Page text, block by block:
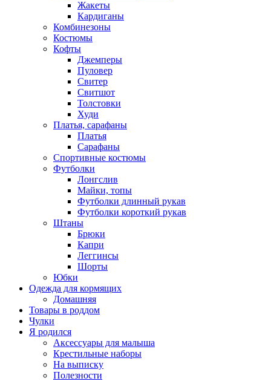
Жакеты
Кардиганы
Комбинезоны
Костюмы
Кофты
Джемперы
Пуловер
Свитер
Свитшот
Толстовки
Худи
Платья, сарафаны
Платья
Сарафаны
Спортивные костюмы
Футболки
Лонгслив
Майки, топы
Футболки длинный рукав
Футболки короткий рукав
Штаны
Брюки
Капри
Леггинсы
Шорты
Юбки
Одежда для кормящих
Домашняя
Товары в роддом
Чулки
Я родился
Аксессуары для малыша
Крестильные наборы
На выписку
Полезности